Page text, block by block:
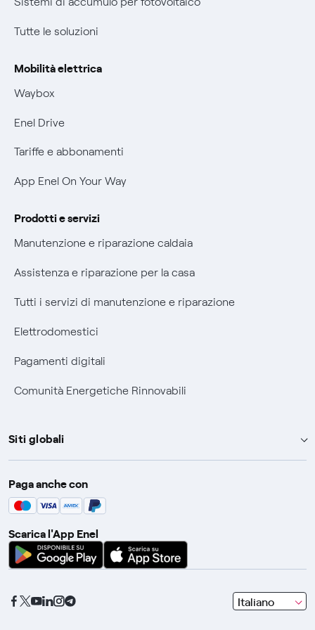
Offerte Placet non vulnerabili
Mobilità Elettrica
Phishing e truffe online
Verifica chi ti ha chiamato
Agevolazione utenti con disabilità per offerte Fibra
Tutte le soluzioni
Mobilità elettrica
Waybox
Enel Drive
Tariffe e abbonamenti
App Enel On Your Way
Prodotti e servizi
Manutenzione e riparazione caldaia
Assistenza e riparazione per la casa
Tutti i servizi di manutenzione e riparazione
Elettrodomestici
Pagamenti digitali
Comunità Energetiche Rinnovabili
Siti globali
Enel Group
Enel Green Power
Global Procurement
Gridspertise
Paga anche con
Scarica l'App Enel
Italiano
seleziona
una